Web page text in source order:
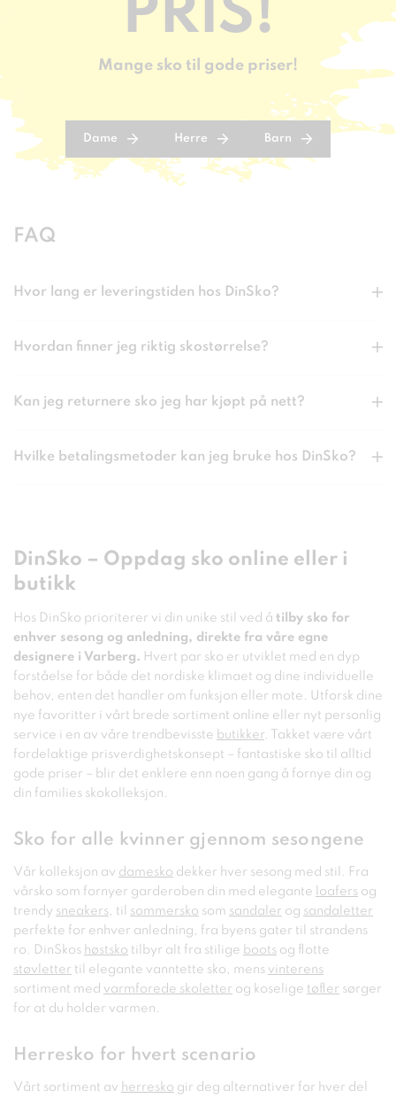
PRIS!
Mange sko til gode priser!
Dame Herre Barn
FAQ
Hvor lang er leveringstiden hos DinSko?
Hvordan finner jeg riktig skostørrelse?
Kan jeg returnere sko jeg har kjøpt på nett?
Hvilke betalingsmetoder kan jeg bruke hos DinSko?
DinSko – Oppdag sko online eller i
butikk
Hos DinSko prioriterer vi din unike stil ved å tilby sko for
enhver sesong og anledning, direkte fra våre egne
designere i Varberg. Hvert par sko er utviklet med en dyp
forståelse for både det nordiske klimaet og dine individuelle
behov, enten det handler om funksjon eller mote. Utforsk dine
nye favoritter i vårt brede sortiment online eller nyt personlig
service i en av våre trendbevisste butikker. Takket være vårt
fordelaktige prisverdighetskonsept – fantastiske sko til alltid
gode priser – blir det enklere enn noen gang å fornye din og
din families skokolleksjon.
Sko for alle kvinner gjennom sesongene
Vår kolleksjon av damesko dekker hver sesong med stil. Fra
vårsko som fornyer garderoben din med elegante
loafers og
trendy sneakers, til sommersko som sandaler og sandaletter
perfekte for enhver anledning, fra byens gater til strandens
ro. DinSkos høstsko tilbyr alt fra stilige boots og flotte
støvletter til elegante vanntette sko, mens vinterens
sortiment med varmforede skoletter og koselige tøfler sørger
for at du holder varmen.
Herresko for hvert scenario
Vårt sortiment av herresko gir deg alternativer for hver del